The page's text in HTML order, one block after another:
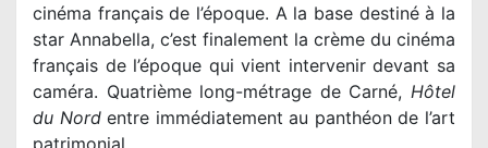
cinéma français de l’époque. A la base destiné à la
star Annabella, c’est finalement la crème du cinéma
français de l’époque qui vient intervenir devant sa
caméra. Quatrième long-métrage de Carné, Hôtel
du Nordentre immédiatement au panthéon de l’art